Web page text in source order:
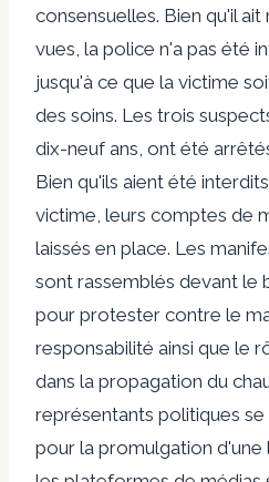
consensuelles. Bien qu'il
vues, la police n'a pas été
jusqu'à ce que la victime
des soins. Les trois
dix-neuf ans, ont été
Bien qu'ils aient été
victime, leurs comptes de
laissés en place. Les
sont rassemblés devant le
pour protester contre le
responsabilité ainsi que le
dans la propagation du
représentants politiques
pour la promulgation d'une